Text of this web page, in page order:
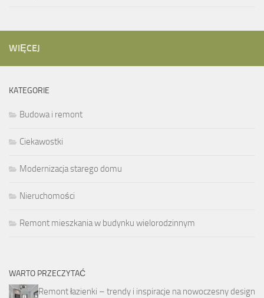
WIĘCEJ
KATEGORIE
Budowa i remont
Ciekawostki
Modernizacja starego domu
Nieruchomości
Remont mieszkania w budynku wielorodzinnym
WARTO PRZECZYTAĆ
Remont łazienki – trendy i inspiracje na nowoczesny design